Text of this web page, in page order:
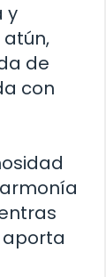
y
de
con
aporta